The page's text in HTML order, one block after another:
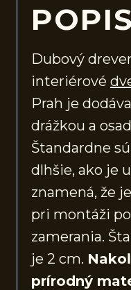
POPIS
Dubový
interiérové
Prah je
drážkou a
Štandardne sú
dlhšie, ako je
znamená, že
pri montáži
zamerania.
je 2 cm.
prírodný